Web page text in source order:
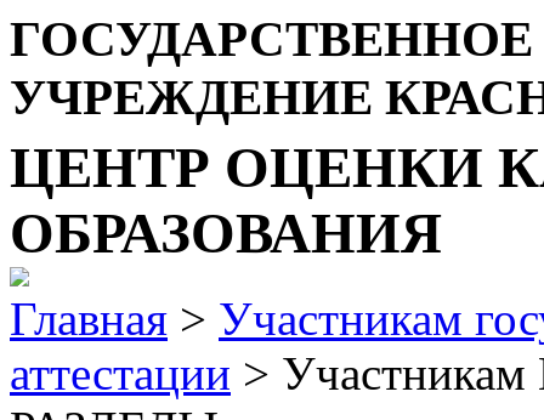
УЧРЕЖДЕНИЕ
ЦЕНТР ОЦЕНКИ
ОБРАЗОВАНИЯ
Главная > Участникам
аттестации >